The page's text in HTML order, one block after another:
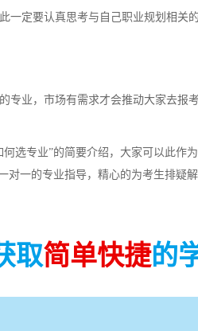
定要认真思考与自己职业规划相关
业，市场有需求才会推动大家去报
选专业”的简要介绍，大家可以此作
对一的专业指导，精心的为考生排疑
取简单快捷的